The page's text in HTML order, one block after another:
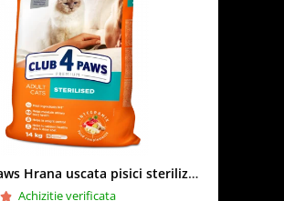
Club 4 Paws Hrana uscata pisici sterilizate, 14kg
Achizitie verificata